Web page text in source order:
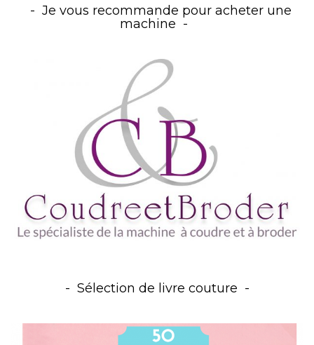
Je vous recommande pour acheter une
machine
Sélection de livre couture